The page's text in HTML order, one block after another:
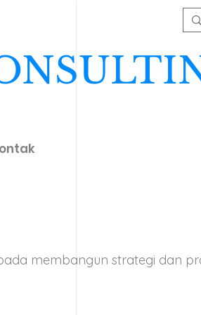
membangun strategi dan